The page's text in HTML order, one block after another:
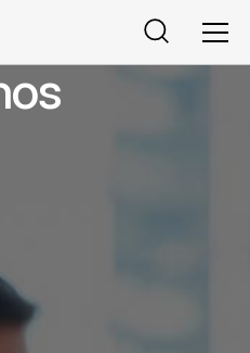
Buscar